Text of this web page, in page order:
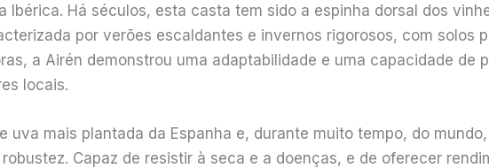
Ibérica. Há séculos, esta casta tem sido a espinha dorsal dos
por verões escaldantes e invernos rigorosos, com solos
a Airén demonstrou uma adaptabilidade e uma capacidade de
locais.
uva mais plantada da Espanha e, durante muito tempo, do
Capaz de resistir à seca e a doenças, e de oferecer